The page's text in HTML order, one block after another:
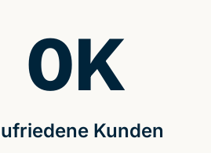
Kunden
0K